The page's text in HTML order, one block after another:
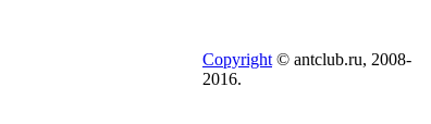
Copyright © antclub.ru, 2008-
2016.